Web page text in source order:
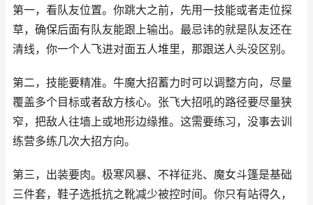
第一，看队友位置。你跳大之前，先用一技能或者走位探
草，确保后面有队友能跟上输出。最忌讳的就是队友还在
清线，你一个人飞进对面五人堆里，那跟送人头没区别。
第二，技能要精准。牛魔大招蓄力时可以调整方向，尽量
覆盖多个目标或者敌方核心。张飞大招吼的路径要尽量狭
窄，把敌人往墙上或地形边缘推。这需要练习，没事去训
练营多练几次大招方向。
第三，出装要肉。极寒风暴、不祥征兆、魔女斗篷是基础
三件套，鞋子选抵抗之靴减少被控时间。你只有站得久，